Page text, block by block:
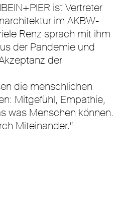
ist Vertreter
im AKBW-
Renz sprach mit ihm
der Pandemie und
der
die menschlichen
Mitgefühl, Empathie,
was Menschen können.
Miteinander.“